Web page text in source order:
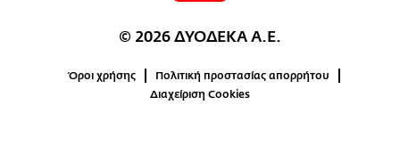
© 2026 ΔΥΟΔΕΚΑ Α.Ε.
Όροι χρήσης
Πολιτική προστασίας απορρήτου
Διαχείριση Cookies